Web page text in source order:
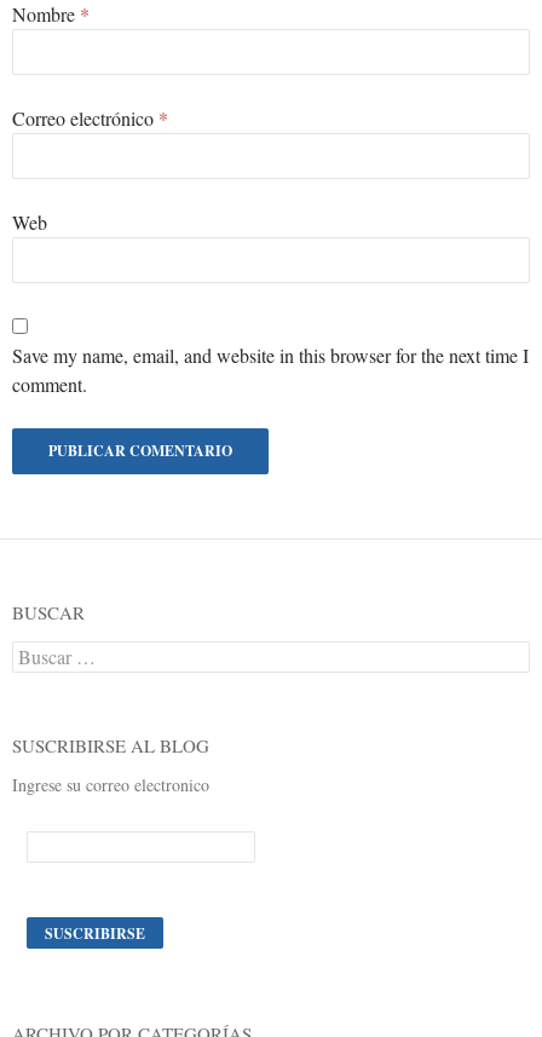
Nombre *
Correo electrónico *
Web
Save my name, email, and website in this browser for the next time I
comment.
BUSCAR
Buscar:
SUSCRIBIRSE AL BLOG
Ingrese su correo electronico